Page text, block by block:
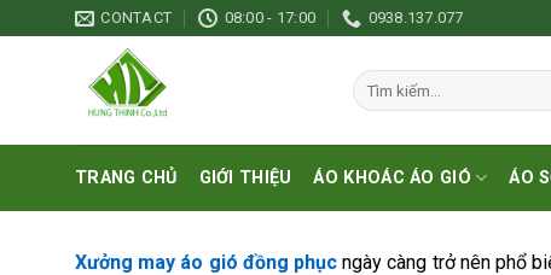
to
CONTACT 08:00 - 17:00 0938.137.077
Tìm
kiếm:
TRANG CHỦ GIỚI THIỆU ÁO KHOÁC ÁO GIÓ ÁO
Xưởng may áo gió đồng phụcngày càng trở nên phổ